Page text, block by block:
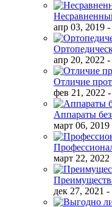
апр 03, 2019 -
апр 20, 2022 -
Отличие
фев 21, 2022
Аппараты
март 06, 2019
март 22, 2022
дек 27, 2021 -